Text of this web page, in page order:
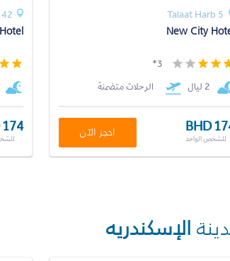
5 Talaat Harb
New City
3*
2 ليال
الرحلات متضمنة
BHD
للشخص الواحد احجز الآن
42 Talaat Harb
174
الإسكندريه